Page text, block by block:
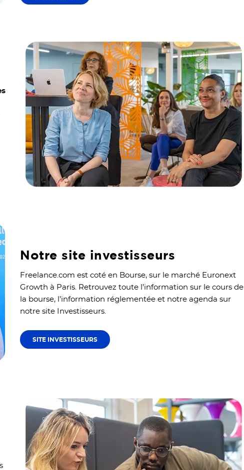
Notre site investisseurs
Freelance.com est coté en Bourse, sur le marché Euronext
Growth à Paris. Retrouvez toute l’information sur le cours de
la bourse, l’information réglementée et notre agenda sur
notre site Investisseurs.
SITE INVESTISSEURS